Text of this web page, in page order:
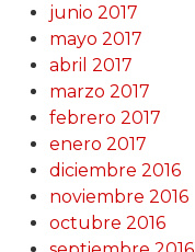
junio 2017
mayo 2017
abril 2017
marzo 2017
febrero 2017
enero 2017
diciembre 2016
noviembre 2016
octubre 2016